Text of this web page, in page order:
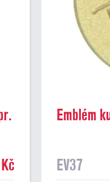
Emblém
EV37